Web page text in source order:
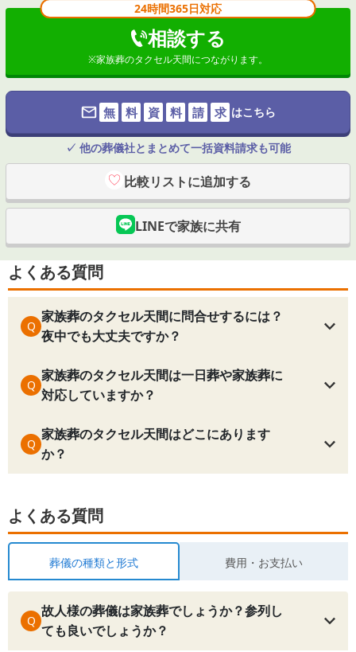
24時間365日対応
相談する
※家族葬のタクセル天間につながります。
無 料 資 料 請 求 はこちら
✓ 他の葬儀社とまとめて一括資料請求も可能
比較リストに追加する
LINEで家族に共有
よくある質問
Q
家族葬のタクセル天間に問合せするには？
夜中でも大丈夫ですか？
Q
家族葬のタクセル天間は一日葬や家族葬に
対応していますか？
Q
家族葬のタクセル天間はどこにあります
か？
よくある質問
葬儀の種類と形式 費用・お支払い
Q
故人様の葬儀は家族葬でしょうか？参列し
ても良いでしょうか？